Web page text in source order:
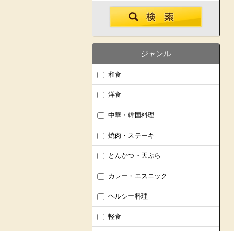
ジャンル
和食
洋食
中華・韓国料理
焼肉・ステーキ
とんかつ・天ぷら
カレー・エスニック
ヘルシー料理
軽食